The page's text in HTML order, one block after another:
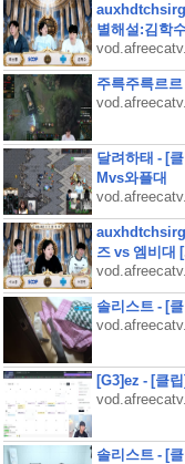
auxhdtchsirg
별해설:김학
주륵주륵르
달려하태 - [
Mvs와플대
auxhdtchsirg
즈 vs 엠비대
솔리스트 - [
[G3]ez - [클
솔리스트 - [